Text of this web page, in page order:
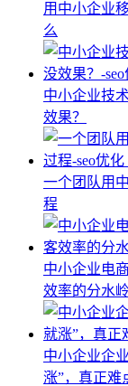
用中小企业
么
中小企业技
效果？
一个团队用
程
中小企业电
效率的分水
中小企业企
涨”，真正难